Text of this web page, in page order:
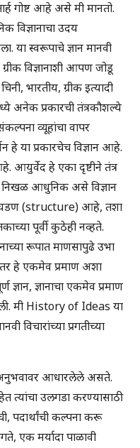
गोष्ट आहे असे मी मानतो.
विज्ञानाचा उदय
या स्वरूपाचे ज्ञान मानवी
विज्ञानाशी आपण जोडू
भारतीय, ग्रीक इत्यादी
अनेक प्रकारची तंत्रकौशल्ये
व्यूहांचा वापर
हे या प्रकारचेच विज्ञान आहे.
आयुर्वेद हे एका दृष्टीने तंत्र
निखळ आधुनिक असे विज्ञान
घडण (structure) आहे, तशा
पूर्वी कुठेही नव्हते.
रूपात माणसापुढे उभा
तर हे एकमेव प्रमाण अशा
ज्ञान, ज्ञानाचा एकमेव प्रमाण
मी History of Ideas या
विचारांच्या प्रगतीच्या
आधारलेले असते.
त्यांचा उलगडा करण्यासाठी
पदार्थांची कल्पना करू
एक मर्यादा पाळावी